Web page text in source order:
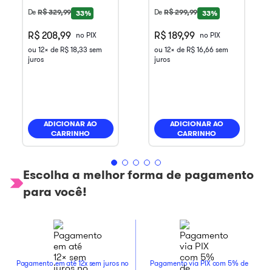
Itatiaia
DeR$329,99 33%
R$ 208,99
no PIX
ou 12x de R$ 18,33 sem
juros
ADICIONAR AO
CARRINHO
DeR$299,99 33%
R$ 189,99
no PIX
ou 12x de R$ 16,66 sem
juros
ADICIONAR AO
CARRINHO
Escolha a melhor forma de pagamento
para você!
Pagamento em até 12x sem juros no
Pagamento via PIX com 5% de